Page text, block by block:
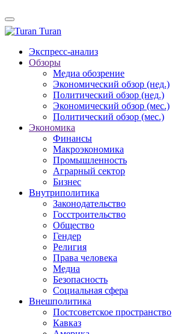
Turan
Экспресс-анализ
Обзоры
Медиа обозрение
Экономический обзор (нед.)
Политический обзор (нед.)
Экономический обзор (мес.)
Политический обзор (мес.)
Экономика
Финансы
Макроэкономика
Промышленность
Аграрный сектор
Бизнес
Внутриполитика
Законодательство
Госстроительство
Общество
Гендер
Религия
Права человека
Медиа
Безопасность
Социальная сфера
Внешполитика
Постсоветское пространство
Кавказ